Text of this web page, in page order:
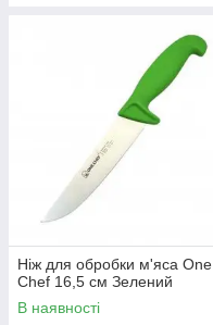
Ніж для обробки м'яса One
Chef 16,5 см Зелений
В наявності